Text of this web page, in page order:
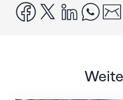
facebook
x linkedin